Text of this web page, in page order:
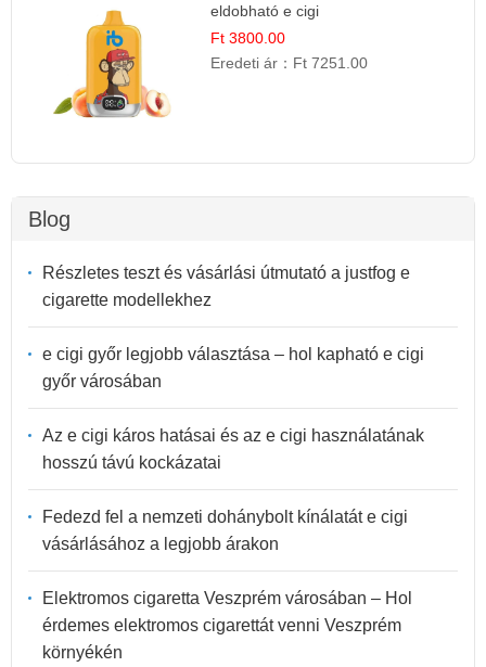
eldobható e cigi
Ft 3800.00
Eredeti ár： Ft 7251.00
Blog
Részletes teszt és vásárlási útmutató a justfog e
cigarette modellekhez
e cigi győr legjobb választása – hol kapható e cigi
győr városában
Az e cigi káros hatásai és az e cigi használatának
hosszú távú kockázatai
Fedezd fel a nemzeti dohánybolt kínálatát e cigi
vásárlásához a legjobb árakon
Elektromos cigaretta Veszprém városában – Hol
érdemes elektromos cigarettát venni Veszprém
környékén